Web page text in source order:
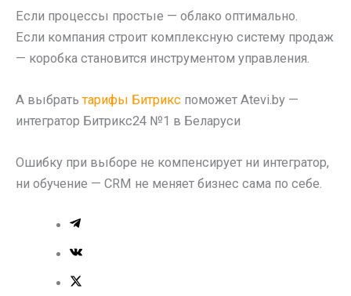
Если процессы простые — облако оптимально.
Если компания строит комплексную систему продаж
— коробка становится инструментом управления.
А выбратьтарифы Битрикс поможет Atevi.by —
интегратор Битрикс24 №1 в Беларуси
Ошибку при выборе не компенсирует ни интегратор,
ни обучение — CRM не меняет бизнес сама по себе.